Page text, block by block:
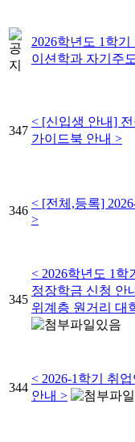
2026학년도 1학기
이션학과 자기주
347
< [신입생 안내]
가이드북 안내 >
346
< [전체,등록]
>
345
< 2026학년도 1
정장학금 신청 안
위계층 원거리 대
344
< 2026-1학기 취
안내 >